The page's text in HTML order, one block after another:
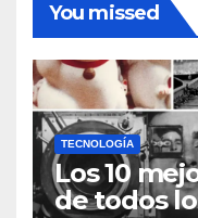
You missed
TECNOLOGÍA
Los 10
de todos